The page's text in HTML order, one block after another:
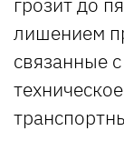
лишением
связанные